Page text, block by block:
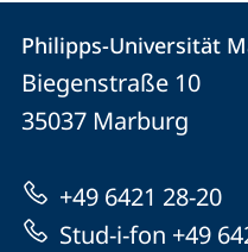
Kontakt
und
Informationen
zur
Website
Philipps-
Universität
Marburg
Philipps-Universität
Biegenstraße 10
35037 Marburg
+49 6421 28-20
Stud-i-fon +49